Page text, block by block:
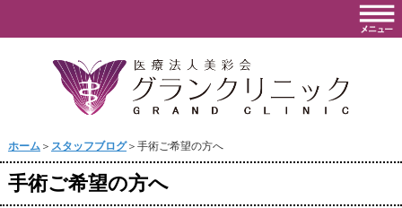
ホーム＞ スタッフブログ＞手術ご希望の方へ
手術ご希望の方へ